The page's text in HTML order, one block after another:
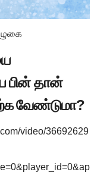
பின் தான்
வேண்டுமா?
video/36692629